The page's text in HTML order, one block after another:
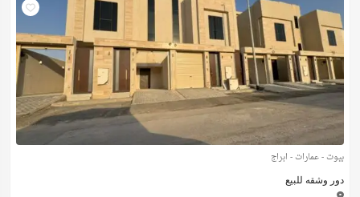
بيوت - عمارات - ابراج
دور وشقه للبيع